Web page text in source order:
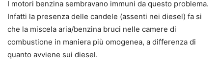
I motori benzina sembravano immuni da questo problema.
Infatti la presenza delle candele (assenti nei diesel) fa si
che la miscela aria/benzina bruci nelle camere di
combustione in maniera più omogenea, a differenza di
quanto avviene sui diesel.